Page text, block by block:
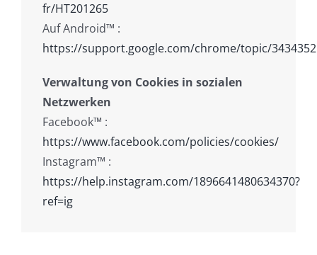
fr/HT201265
Auf Android™ :
https://support.google.com/chrome/topic/3434352
Verwaltung von Cookies in sozialen
Netzwerken
Facebook™ :
https://www.facebook.com/policies/cookies/
Instagram™ :
https://help.instagram.com/1896641480634370?
ref=ig